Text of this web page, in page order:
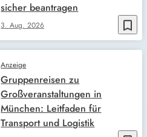
bookmark_border
3. Aug. 2026
sicher beantragen
Anzeige
Gruppenreisen zu
Großveranstaltungen in
München: Leitfaden für
Transport und Logistik